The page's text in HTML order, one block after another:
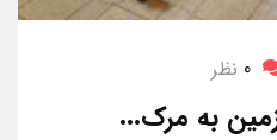
0 نظر
زمین به مرک...